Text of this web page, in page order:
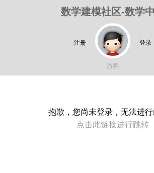
数学建模社区-数学
注册 登录
游客
抱歉，您尚未登录，无法进
点击此链接进行跳转